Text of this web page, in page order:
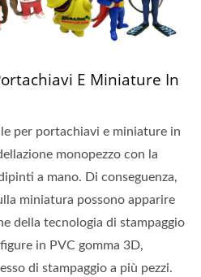
E Miniature In
per portachiavi e miniature in
monopezzo con la
a mano. Di conseguenza,
miniatura possono apparire
della tecnologia di stampaggio
in PVC gomma 3D,
di stampaggio a più pezzi.